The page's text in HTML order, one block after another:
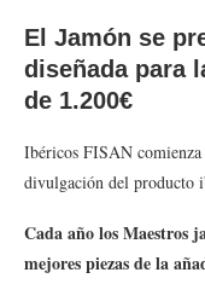
El Jamón se
diseñada para
de 1.200€
Ibéricos FISAN comienza
divulgación del producto
Cada año los Maestros
mejores piezas de la